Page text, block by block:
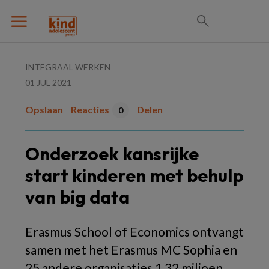
INTEGRAAL WERKEN
01 JUL 2021
Opslaan Reacties 0 Delen
Onderzoek kansrijke
start kinderen met behulp
van big data
Erasmus School of Economics ontvangt
samen met het Erasmus MC Sophia en